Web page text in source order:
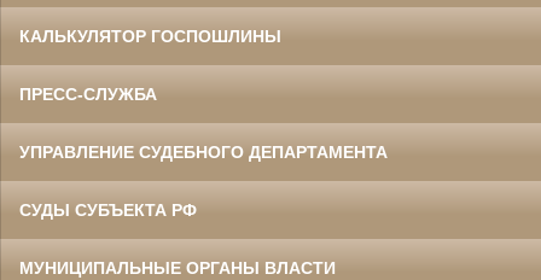
КАЛЬКУЛЯТОР ГОСПОШЛИНЫ
ПРЕСС-СЛУЖБА
УПРАВЛЕНИЕ СУДЕБНОГО ДЕПАРТАМЕНТА
СУДЫ СУБЪЕКТА РФ
МУНИЦИПАЛЬНЫЕ ОРГАНЫ ВЛАСТИ